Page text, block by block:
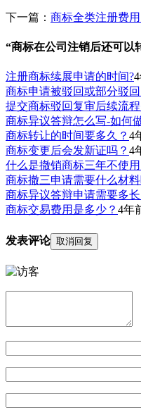
下一篇： 商标全类注册费
“商标在公司注销后还可以
注册商标续展申请的时间?
商标申请被驳回或部分驳
提交商标驳回复审后续流程
商标异议答辩怎么写-如何
商标转让的时间要多久？ 4
商标变更后会发新证吗？ 4
什么是撤销商标三年不使用
商标撤三申请需要什么材料
商标异议答辩申请需要多长
商标交易费用是多少？ 4年
发表评论 取消回复